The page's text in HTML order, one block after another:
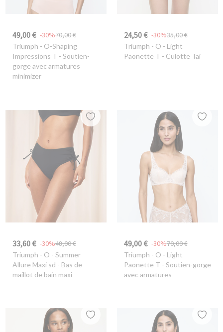
49,00 € 70,00 €
-30%
Triumph - O-Shaping
Impressions T - Soutien-
gorge avec armatures
minimizer
24,50 € 35,00 €
-30%
Triumph - O - Light
Paonette T - Culotte Tai
33,60 € 48,00 €
-30%
Triumph - O - Summer
Allure Maxi sd - Bas de
maillot de bain maxi
49,00 € 70,00 €
-30%
Triumph - O - Light
Paonette T - Soutien-gorge
avec armatures